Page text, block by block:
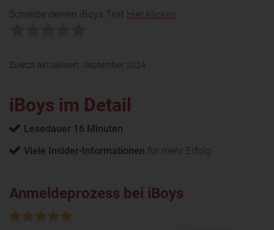
Schreibe deinen iBoys Test Hier klicken
Zuletzt aktualisiert: September 2024
iBoys im Detail
Lesedauer 16 Minuten
Viele Insider-Informationen für mehr Erfolg
Anmeldeprozess bei iBoys